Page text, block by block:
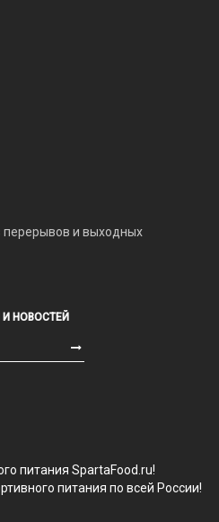
перерывов и выходных
НОВОСТЕЙ
питания SpartaFood.ru!
питания по всей России!